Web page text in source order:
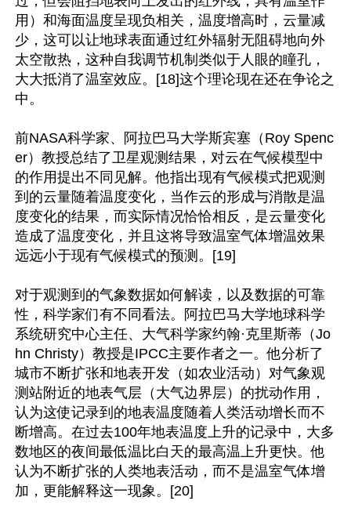
用）和海面温度呈现负相关，温度增高时，云量减
少，这可以让地球表面通过红外辐射无阻碍地向外
太空散热，这种自我调节机制类似于人眼的瞳孔，
大大抵消了温室效应。[18]这个理论现在还在争论之
中。
前NASA科学家、阿拉巴马大学斯宾塞（Roy Spenc
er）教授总结了卫星观测结果，对云在气候模型中
的作用提出不同见解。他指出现有气候模式把观测
到的云量随着温度变化，当作云的形成与消散是温
度变化的结果，而实际情况恰恰相反，是云量变化
造成了温度变化，并且这将导致温室气体增温效果
远远小于现有气候模式的预测。[19]
对于观测到的气象数据如何解读，以及数据的可靠
性，科学家们有不同看法。阿拉巴马大学地球科学
系统研究中心主任、大气科学家约翰·克里斯蒂（Jo
hn Christy）教授是IPCC主要作者之一。他分析了
城市不断扩张和地表开发（如农业活动）对气象观
测站附近的地表气层（大气边界层）的扰动作用，
认为这使记录到的地表温度随着人类活动增长而不
断增高。在过去100年地表温度上升的记录中，大多
数地区的夜间最低温比白天的最高温上升更快。他
认为不断扩张的人类地表活动，而不是温室气体增
加，更能解释这一现象。[20]